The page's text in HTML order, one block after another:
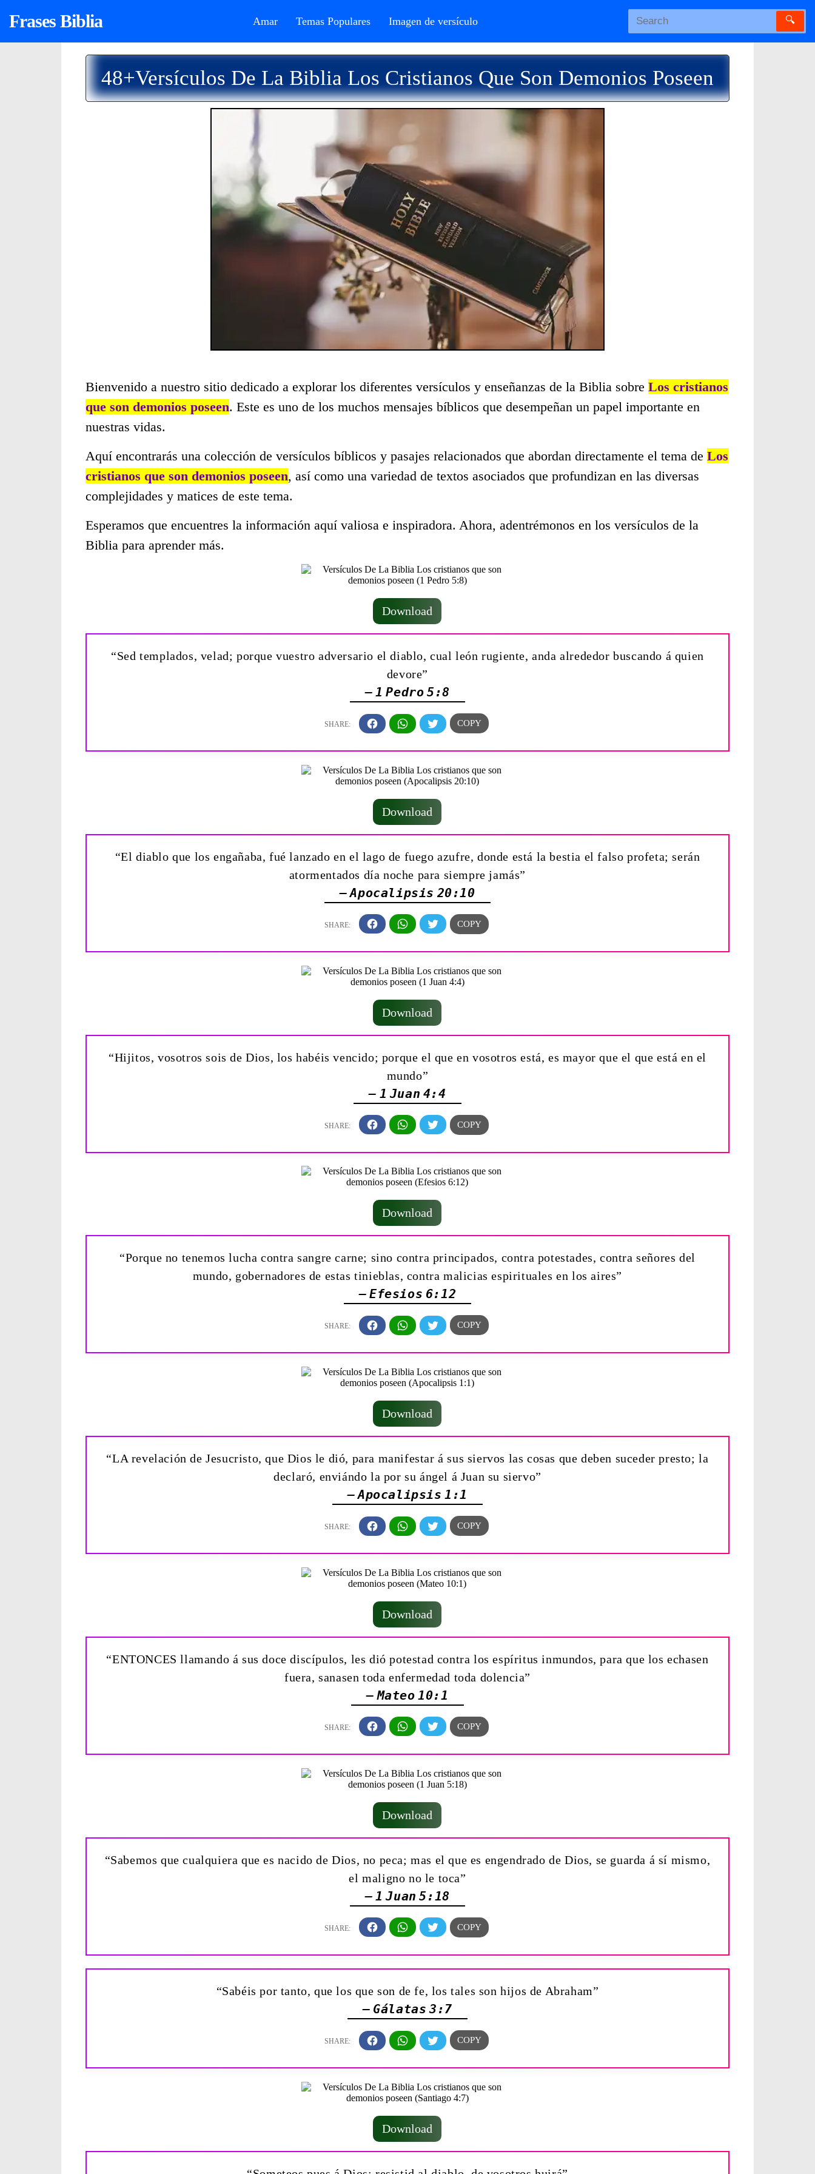
Frases Biblia Amar Temas Populares Imagen de versículo 🔍
48+Versículos De La Biblia Los Cristianos Que Son Demonios Poseen
Bienvenido a nuestro sitio dedicado a explorar los diferentes versículos y enseñanzas de la Biblia sobre Los cristianos
que son demonios poseen. Este es uno de los muchos mensajes bíblicos que desempeñan un papel importante en
nuestras vidas.
Aquí encontrarás una colección de versículos bíblicos y pasajes relacionados que abordan directamente el tema de Los
cristianos que son demonios poseen, así como una variedad de textos asociados que profundizan en las diversas
complejidades y matices de este tema.
Esperamos que encuentres la información aquí valiosa e inspiradora. Ahora, adentrémonos en los versículos de la
Biblia para aprender más.
Download
“Sed templados, velad; porque vuestro adversario el diablo, cual león rugiente, anda alrededor buscando á quien
devore”
— 1 Pedro 5:8
Download
“El diablo que los engañaba, fué lanzado en el lago de fuego azufre, donde está la bestia el falso profeta; serán
atormentados día noche para siempre jamás”
— Apocalipsis 20:10
Download
“Hijitos, vosotros sois de Dios, los habéis vencido; porque el que en vosotros está, es mayor que el que está en el
mundo”
— 1 Juan 4:4
Download
“Porque no tenemos lucha contra sangre carne; sino contra principados, contra potestades, contra señores del
mundo, gobernadores de estas tinieblas, contra malicias espirituales en los aires”
— Efesios 6:12
Download
“LA revelación de Jesucristo, que Dios le dió, para manifestar á sus siervos las cosas que deben suceder presto; la
declaró, enviándo la por su ángel á Juan su siervo”
— Apocalipsis 1:1
Download
“ENTONCES llamando á sus doce discípulos, les dió potestad contra los espíritus inmundos, para que los echasen
fuera, sanasen toda enfermedad toda dolencia”
— Mateo 10:1
Download
“Sabemos que cualquiera que es nacido de Dios, no peca; mas el que es engendrado de Dios, se guarda á sí mismo,
el maligno no le toca”
— 1 Juan 5:18
“Sabéis por tanto, que los que son de fe, los tales son hijos de Abraham”
— Gálatas 3:7
Download